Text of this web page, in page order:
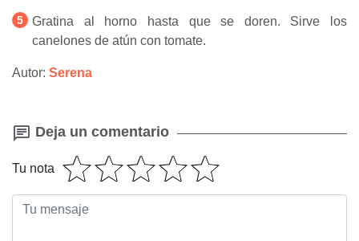
Gratina al horno hasta que se doren. Sirve los
canelones de atún con tomate.
Autor: Serena
Deja un comentario
Tu nota